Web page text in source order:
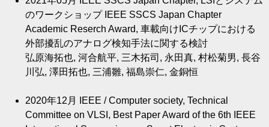
のワークショップ IEEE SSCS Japan Chapter
Academic Reserch Award, 車載向けICチップにおける
外部擾乱のアナログ検知手法に関する検討
弘原海拓也, 河合航平, 三木拓司, 永田真, 村松菊男, 長谷
川弘, 澤田拓也, 三浦雛, 福島崇仁, 金銅恒
2020年12月
IEEE / Computer society, Technical
Committee on VLSI, Best Paper Award of the 6th IEEE